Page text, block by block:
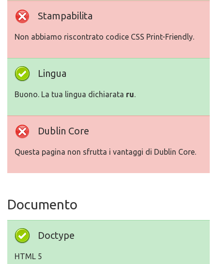
Stampabilita
Non abbiamo riscontrato codice CSS Print-Friendly.
Lingua
Buono. La tua lingua dichiarata ru.
Dublin Core
Questa pagina non sfrutta i vantaggi di Dublin Core.
Documento
Doctype
HTML 5